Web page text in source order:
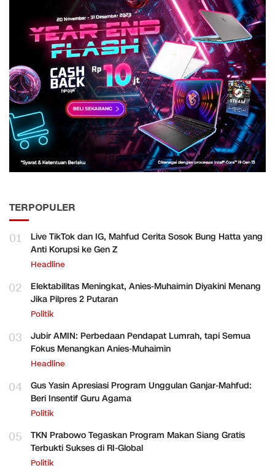
TERPOPULER
01
Live TikTok dan IG, Mahfud Cerita Sosok Bung Hatta yang
Anti Korupsi ke Gen Z
Headline
02
Elektabilitas Meningkat, Anies-Muhaimin Diyakini Menang
Jika Pilpres 2 Putaran
Politik
03
Jubir AMIN: Perbedaan Pendapat Lumrah, tapi Semua
Fokus Menangkan Anies-Muhaimin
Headline
04
Gus Yasin Apresiasi Program Unggulan Ganjar-Mahfud:
Beri Insentif Guru Agama
Politik
05
TKN Prabowo Tegaskan Program Makan Siang Gratis
Terbukti Sukses di RI-Global
Politik